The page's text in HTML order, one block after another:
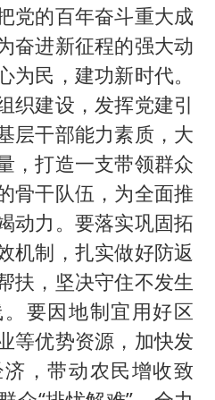
迎来龙餐馆》口碑
全民健身 共筑健康中国
党的百年奋斗重大成
奋进新征程的强大动
为民，建功新时代。
织建设，发挥党建引
层干部能力素质，大
，打造一支带领群众
骨干队伍，为全面推
动力。要落实巩固拓
机制，扎实做好防返
扶，坚决守住不发生
要因地制宜用好区
等优势资源，加快发
，带动农民增收致